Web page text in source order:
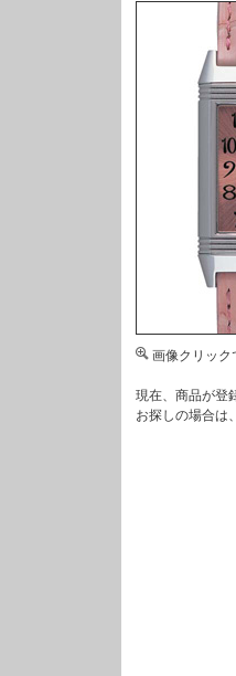
画像クリック
現在、商品が登
お探しの場合は、